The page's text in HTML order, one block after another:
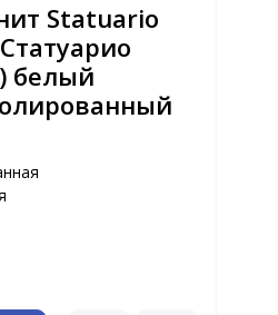
Statuario
белый